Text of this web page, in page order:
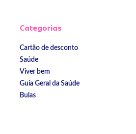
Categorias
Cartão de desconto
Saúde
Viver bem
Guia Geral da Saúde
Bulas